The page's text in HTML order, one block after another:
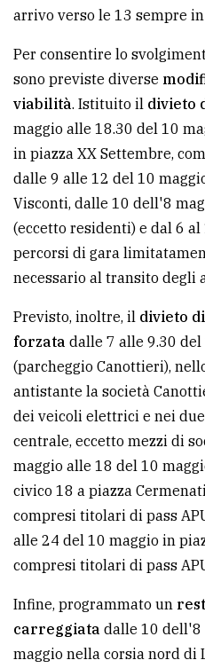
PRIVACY
Privacy
policy
Cookie
policy
arrivo verso le 13 sempre
Per consentire lo
sono previste diverse
viabilità. Istituito il divieto
maggio alle 18.30 del 10
in piazza XX Settembre,
dalle 9 alle 12 del 10
Visconti, dalle 10 dell'8
(eccetto residenti) e dal 6
percorsi di gara
necessario al transito degli
Previsto, inoltre, il divieto
forzata dalle 7 alle 9.30
(parcheggio Canottieri),
antistante la società
dei veicoli elettrici e nei
centrale, eccetto mezzi di
maggio alle 18 del 10
civico 18 a piazza
compresi titolari di pass
alle 24 del 10 maggio in
compresi titolari di pass
Infine, programmato un
carreggiata dalle 10 dell'8
maggio nella corsia nord di